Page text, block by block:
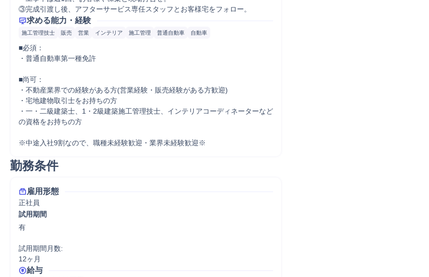
③完成引渡し後、アフターサービス専任スタッフとお客様宅をフォロー。
求める能力・経験
施工管理技士 販売 営業 インテリア 施工管理 普通自動車 自動車
■必須：
・普通自動車第一種免許
■尚可：
・不動産業界での経験がある方(営業経験・販売経験がある方歓迎)
・宅地建物取引士をお持ちの方
・一・二級建築士、1・2級建築施工管理技士、インテリアコーディネーターなど
の資格をお持ちの方
※中途入社9割なので、職種未経験歓迎・業界未経験歓迎※
勤務条件
雇用形態
正社員
試用期間
有
試用期間月数:
12ヶ月
給与